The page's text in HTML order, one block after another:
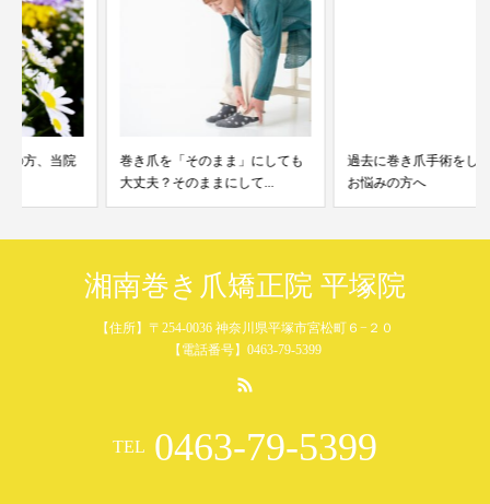
巻き爪を「そのまま」にしても
大丈夫？そのままにして...
過去に巻き爪手術をして再発で
お悩みの方へ
湘南巻き爪矯正院 平塚院
【住所】〒254-0036 神奈川県平塚市宮松町６−２０
【電話番号】0463-79-5399
TEL 0463-79-5399